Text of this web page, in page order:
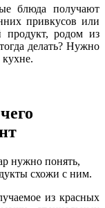
блюда получают
привкусов или
продукт, родом из
делать? Нужно
нужно понять,
схожи с ним.
из красных